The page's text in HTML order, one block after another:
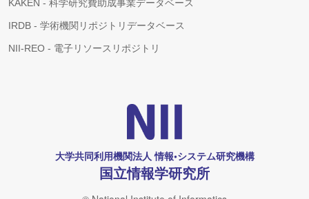
KAKEN - 科学研究費助成事業データベース
IRDB - 学術機関リポジトリデータベース
NII-REO - 電子リソースリポジトリ
大学共同利用機関法人 情報•システム研究機構
国立情報学研究所